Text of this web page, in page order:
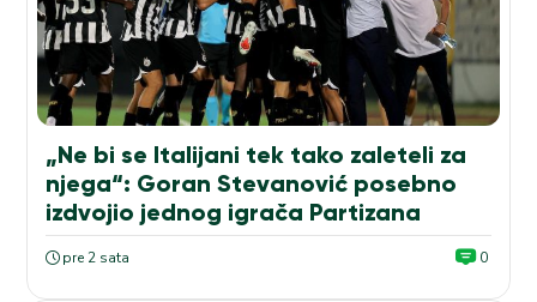
„Ne bi se Italijani tek tako zaleteli za
njega“: Goran Stevanović posebno
izdvojio jednog igrača Partizana
pre 2 sata 0